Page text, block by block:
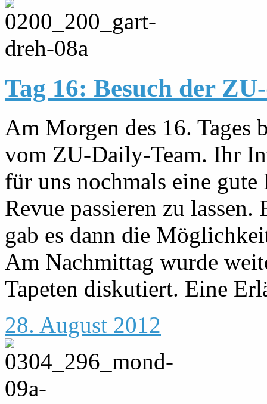
Tag 16: Besuch der
Am Morgen des 16. Tages
vom ZU-Daily-Team. Ihr
für uns nochmals eine
Revue passieren zu
gab es dann die
Am Nachmittag wurde
Tapeten diskutiert. Eine
28. August 2012